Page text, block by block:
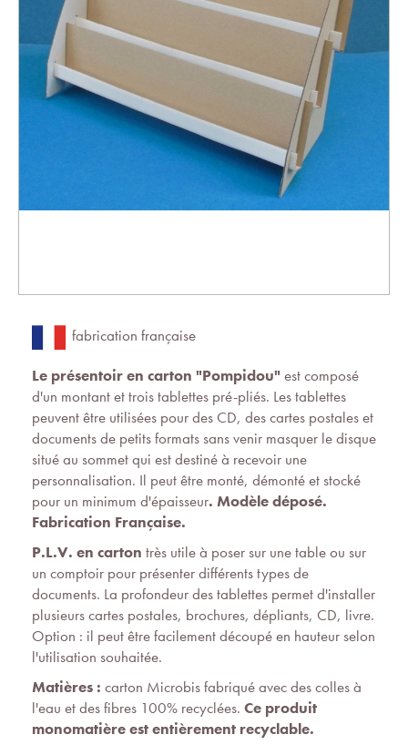
fabrication française
Le présentoir en carton "Pompidou"est composé
d'un montant et trois tablettes pré-pliés. Les tablettes
peuvent être utilisées pour des CD, des cartes postales et
documents de petits formats sans venir masquer le disque
situé au sommet qui est destiné à recevoir une
personnalisation. Il peut être monté, démonté et stocké
pour un minimum d'épaisseur. Modèle déposé.
Fabrication Française.
P.L.V. en carton très utile à poser sur une table ou sur
un comptoir pour présenter différents types de
documents. La profondeur des tablettes permet d'installer
plusieurs cartes postales, brochures, dépliants, CD, livre.
Option : il peut être facilement découpé en hauteur selon
l'utilisation souhaitée.
Matières : carton Microbis fabriqué avec des colles à
l'eau et des fibres 100% recyclées. Ce produit
monomatière est entièrement recyclable.